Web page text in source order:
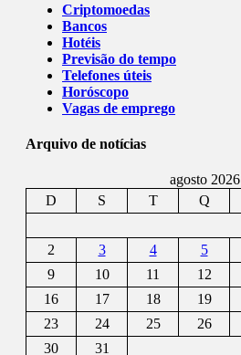
Criptomoedas
Bancos
Hotéis
Previsão do tempo
Telefones úteis
Horóscopo
Vagas de emprego
Arquivo de notícias
agosto 2026
D
S T Q
2
3 4 5
9
10 11 12
16
17 18 19
23
24 25 26
30
31